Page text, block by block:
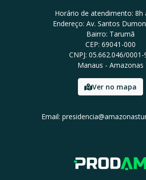
Horário de atendimento: 8h
Endereço: Av. Santos
Bairro: Tarumã
CEP: 69041-000
CNPJ: 05.662.046/0001-
Manaus - Amazonas
Ver no mapa
Email: